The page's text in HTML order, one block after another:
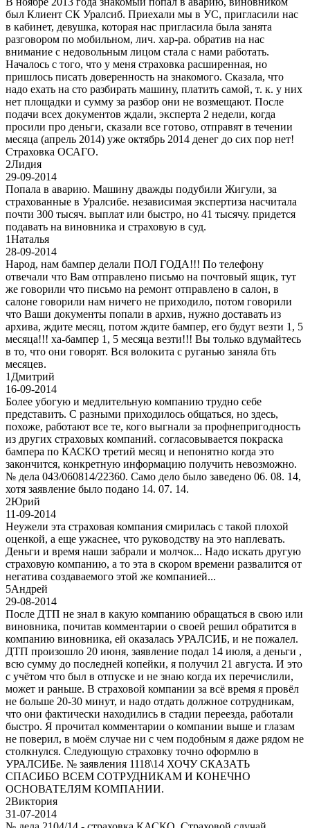
был Клиент СК Уралсиб. Приехали мы в УС, пригласили нас
в кабинет, девушка, которая нас пригласила была занята
разговором по мобильном, лич. хар-ра. обратив на нас
внимание с недовольным лицом стала с нами работать.
Началось с того, что у меня страховка расширенная, но
пришлось писать доверенность на знакомого. Сказала, что
надо ехать на сто разбирать машину, платить самой, т. к. у них
нет площадки и сумму за разбор они не возмещают. После
подачи всех документов ждали, эксперта 2 недели, когда
просили про деньги, сказали все готово, отправят в течении
месяца (апрель 2014) уже октябрь 2014 денег до сих пор нет!
Страховка ОСАГО.
2Лидия
29-09-2014
Попала в аварию. Машину дважды подубили Жигули, за
страхованные в Уралсибе. независимая экспертиза насчитала
почти 300 тысяч. выплат или быстро, но 41 тысячу. придется
подавать на виновника и страховую в суд.
1Наталья
28-09-2014
Народ, нам бампер делали ПОЛ ГОДА!!! По телефону
отвечали что Вам отправлено письмо на почтовый ящик, тут
же говорили что письмо на ремонт отправлено в салон, в
салоне говорили нам ничего не приходило, потом говорили
что Ваши документы попали в архив, нужно доставать из
архива, ждите месяц, потом ждите бампер, его будут везти 1, 5
месяца!!! ха-бампер 1, 5 месяца везти!!! Вы только вдумайтесь
в то, что они говорят. Вся волокита с руганью заняла 6ть
месяцев.
1 Дмитрий
16-09-2014
Более убогую и медлительную компанию трудно себе
представить. С разными приходилось общаться, но здесь,
похоже, работают все те, кого выгнали за профнепригодность
из других страховых компаний. согласовывается покраска
бампера по КАСКО третий месяц и непонятно когда это
закончится, конкретную информацию получить невозможно.
№ дела 043/060814/22360. Само дело было заведено 06. 08. 14,
хотя заявление было подано 14. 07. 14.
2Юрий
11-09-2014
Неужели эта страховая компания смирилась с такой плохой
оценкой, а еще ужаснее, что руководству на это наплевать.
Деньги и время наши забрали и молчок... Надо искать другую
страховую компанию, а то эта в скором времени развалится от
негатива создаваемого этой же компанией...
5Андрей
29-08-2014
После ДТП не знал в какую компанию обращаться в свою или
виновника, почитав комментарии о своей решил обратится в
компанию виновника, ей оказалась УРАЛСИБ, и не пожалел.
ДТП произошло 20 июня, заявление подал 14 июля, а деньги ,
всю сумму до последней копейки, я получил 21 августа. И это
с учётом что был в отпуске и не знаю когда их перечислили,
может и раньше. В страховой компании за всё время я провёл
не больше 20-30 минут, и надо отдать должное сотрудникам,
что они фактически находились в стадии переезда, работали
быстро. Я прочитал комментарии о компании выше и глазам
не поверил, в моём случае ни с чем подобным я даже рядом не
столкнулся. Следующую страховку точно оформлю в
УРАЛСИБе. № заявления 1118\14 ХОЧУ СКАЗАТЬ
СПАСИБО ВСЕМ СОТРУДНИКАМ И КОНЕЧНО
ОСНОВАТЕЛЯМ КОМПАНИИ.
2Виктория
31-07-2014